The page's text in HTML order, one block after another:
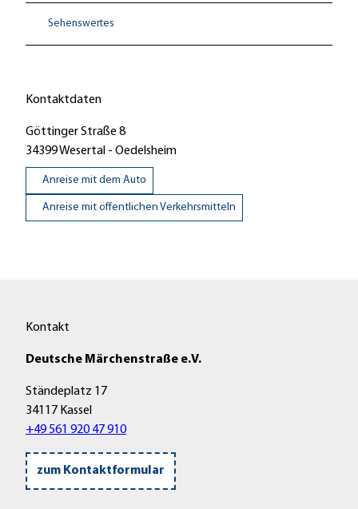
Sehenswertes
Kontaktdaten
Göttinger Straße 8
34399Wesertal - Oedelsheim
Anreise mit dem Auto
Anreise mit öffentlichen Verkehrsmitteln
Kontakt
Deutsche Märchenstraße e.V.
Ständeplatz 17
34117 Kassel
+49 561 920 47 910
zum Kontaktformular